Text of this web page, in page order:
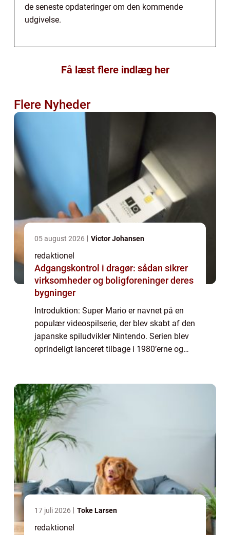
de seneste opdateringer om den kommende
udgivelse.
Få læst flere indlæg her
Flere Nyheder
05 august 2026 Victor Johansen
redaktionel
Adgangskontrol i dragør: sådan sikrer
virksomheder og boligforeninger deres
bygninger
Introduktion: Super Mario er navnet på en
populær videospilserie, der blev skabt af den
japanske spiludvikler Nintendo. Serien blev
oprindeligt lanceret tilbage i 1980’erne og
17 juli 2026 Toke Larsen
redaktionel